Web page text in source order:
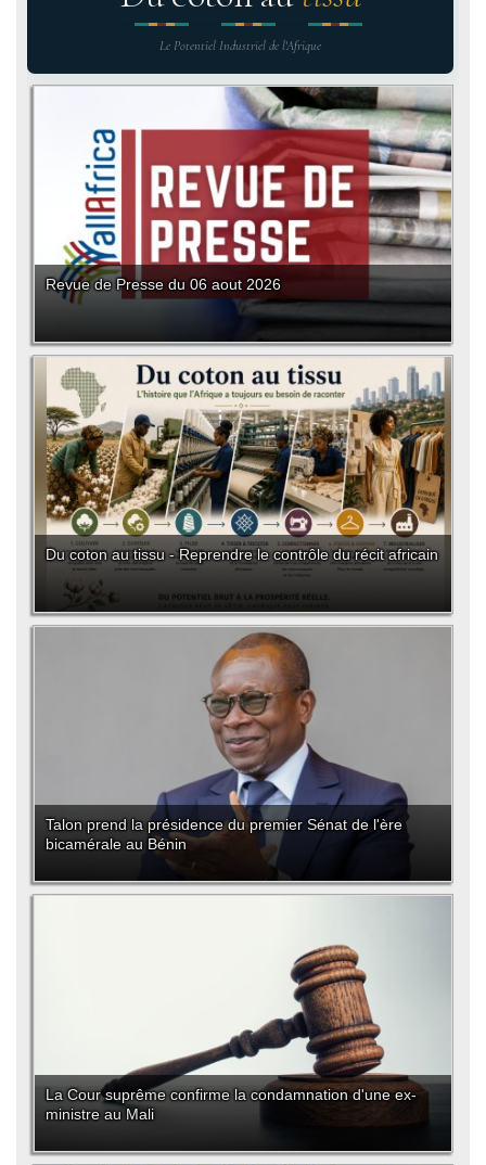
Le Potentiel Industriel de l'Afrique
Revue de Presse du 06 aout 2026
Du coton au tissu - Reprendre le contrôle du récit africain
Talon prend la présidence du premier Sénat de l'ère
bicamérale au Bénin
La Cour suprême confirme la condamnation d'une ex-
ministre au Mali